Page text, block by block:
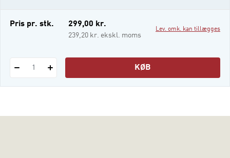
interesse i børns litteratur og medier. I
kapitlerne bliver du klogere
e-bog
Pris pr. stk. 299,00 kr.
239,20 kr. ekskl. moms
Lev. omk. kan tillægges
1 KØB